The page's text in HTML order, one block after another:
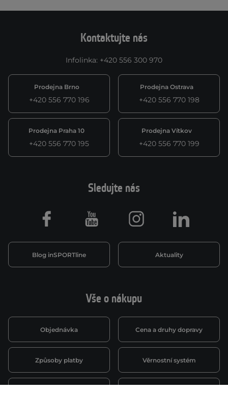
Kontaktujte nás
Infolinka: +420 556 300 970
Prodejna Brno
+420 556 770 196
Prodejna Ostrava
+420 556 770 198
Prodejna Praha 10
+420 556 770 195
Prodejna Vítkov
+420 556 770 199
Vše o nákupu
Objednávka Cena a druhy dopravy
Způsoby platby Věrnostní systém
Sledujte nás
Blog inSPORTline Aktuality
Facebook Youtube Instagram LinkedIn